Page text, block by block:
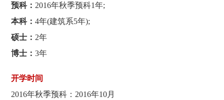
预科： 2016年秋季预科1年;
本科：4年(建筑系5年);
硕士： 2年
博士：3年
开学时间
2016年秋季预科：2016年10月